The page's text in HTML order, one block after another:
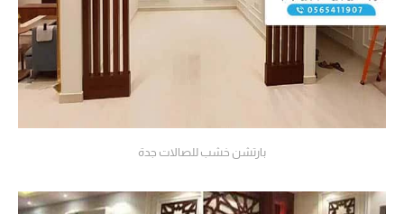
بارتشن خشب للصالات جدة